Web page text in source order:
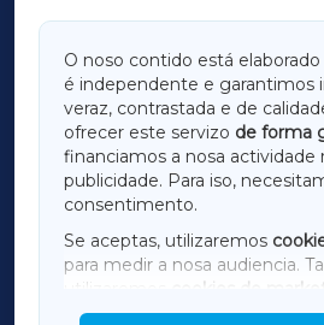
O noso contido está
é independente e garantimos
veraz, contrastada e de
ofrecer este servizo de forma
financiamos a nosa actividade
publicidade. Para iso,
consentimento.
Se aceptas, utilizaremos
para medir a nosa audiencia.
utilizaremos
cookies de
mostrar publicidade de
LUGOXA
AMARIÑAXA